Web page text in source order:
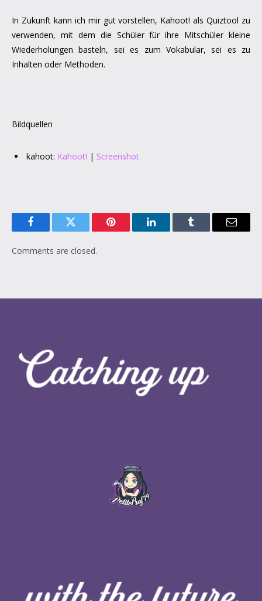
In Zukunft kann ich mir gut vorstellen, Kahoot! als Quiztool zu
verwenden, mit dem die Schüler für ihre Mitschüler kleine
Wiederholungen basteln, sei es zum Vokabular, sei es zu
Inhalten oder Methoden.
Bildquellen
kahoot: Kahoot! | Screenshot
FacebookTwitter Pinterest LinkedInTumblr Email
Comments are closed.